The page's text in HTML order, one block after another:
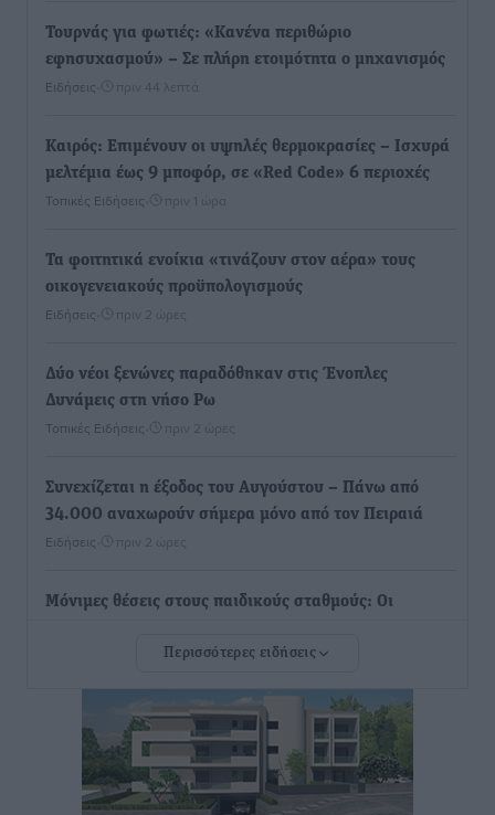
Τουρνάς για φωτιές: «Κανένα περιθώριο
εφησυχασμού» – Σε πλήρη ετοιμότητα ο μηχανισμός
Ειδήσεις πριν 44 λεπτά
Καιρός: Επιμένουν οι υψηλές θερμοκρασίες – Ισχυρά
μελτέμια έως 9 μποφόρ, σε «Red Code» 6 περιοχές
Τοπικές Ειδήσεις πριν 1 ώρα
Τα φοιτητικά ενοίκια «τινάζουν στον αέρα» τους
οικογενειακούς προϋπολογισμούς
Ειδήσεις πριν 2 ώρες
Δύο νέοι ξενώνες παραδόθηκαν στις Ένοπλες
Δυνάμεις στη νήσο Ρω
Τοπικές Ειδήσεις πριν 2 ώρες
Συνεχίζεται η έξοδος του Αυγούστου – Πάνω από
34.000 αναχωρούν σήμερα μόνο από τον Πειραιά
Ειδήσεις πριν 2 ώρες
Μόνιμες θέσεις στους παιδικούς σταθμούς: Οι
για τους δήμους
Δεύτερη πηγή εισοδήματος για τους επαγγελματίες
ψαράδες ο αλιευτικός τουρισμός
Ειδήσεις• πριν 2 ώρες
Περισσότερες ειδήσεις